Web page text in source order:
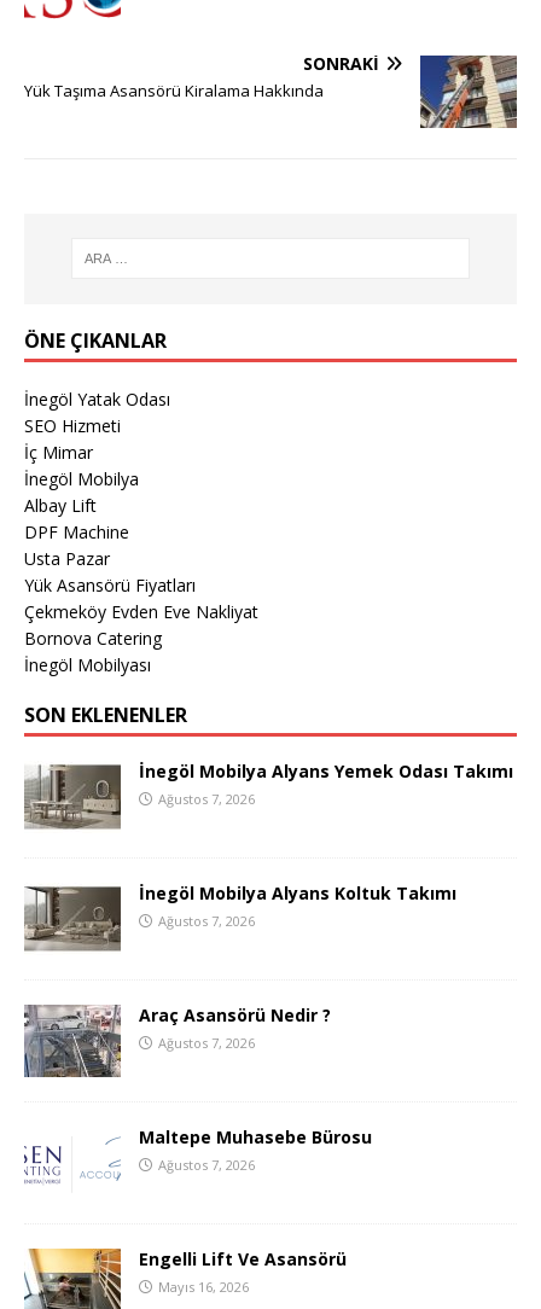
SONRAKI
Yük Taşıma Asansörü Kiralama Hakkında
ÖNE ÇIKANLAR
İnegöl Yatak Odası
SEO Hizmeti
İç Mimar
İnegöl Mobilya
Albay Lift
DPF Machine
Usta Pazar
Yük Asansörü Fiyatları
Çekmeköy Evden Eve Nakliyat
Bornova Catering
İnegöl Mobilyası
SON EKLENENLER
İnegöl Mobilya Alyans Yemek Odası Takımı
Ağustos 7, 2026
İnegöl Mobilya Alyans Koltuk Takımı
Ağustos 7, 2026
Araç Asansörü Nedir ?
Ağustos 7, 2026
Maltepe Muhasebe Bürosu
Ağustos 7, 2026
Engelli Lift Ve Asansörü
Mayıs 16, 2026